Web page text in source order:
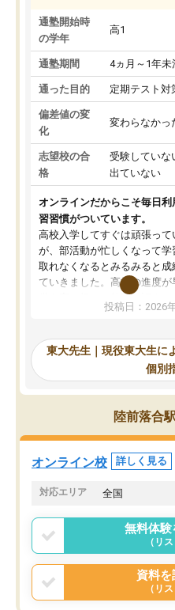
通塾開始時
の学年
高1
通塾期間 4ヵ月～1年未
通った目的 定期テスト対
偏差値の変
化
変わらなかっ
志望校の合
格
受験していな
出ていない
オンラインだからこそ毎日利
習習慣がついています。
高校入学してすぐは頑張って
が、部活動が忙しくなって学
取れなくなるとみるみると成
ていきました。高校の進度が
供も家に帰って勉強の話する
応を示します。東大先生に
れるので、親としても安心で
使える自習室とかもあり、わ
ところがあれば先生が回答し
のも重宝しています。
投稿日：2026
東大先生｜現役東大生に
個別
陸前落合
オンライン校 詳しく見る
対応エリア 全国
無料体
（リ
資料を
（リ